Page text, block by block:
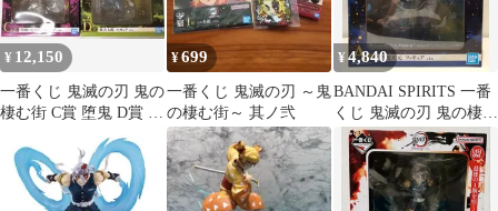
¥ 12,150
一番くじ 鬼滅の刃 鬼の
棲む街 C賞 堕鬼 D賞 妓
夫太郎 フィギュア 鬼
¥699
一番くじ 鬼滅の刃 ～鬼
の棲む街～ 其ノ弐
¥4,840
BANDAI SPIRITS 一番
くじ 鬼滅の刃 鬼の棲む
街 其ノ弐 A賞 宇髄天元
フィギュア